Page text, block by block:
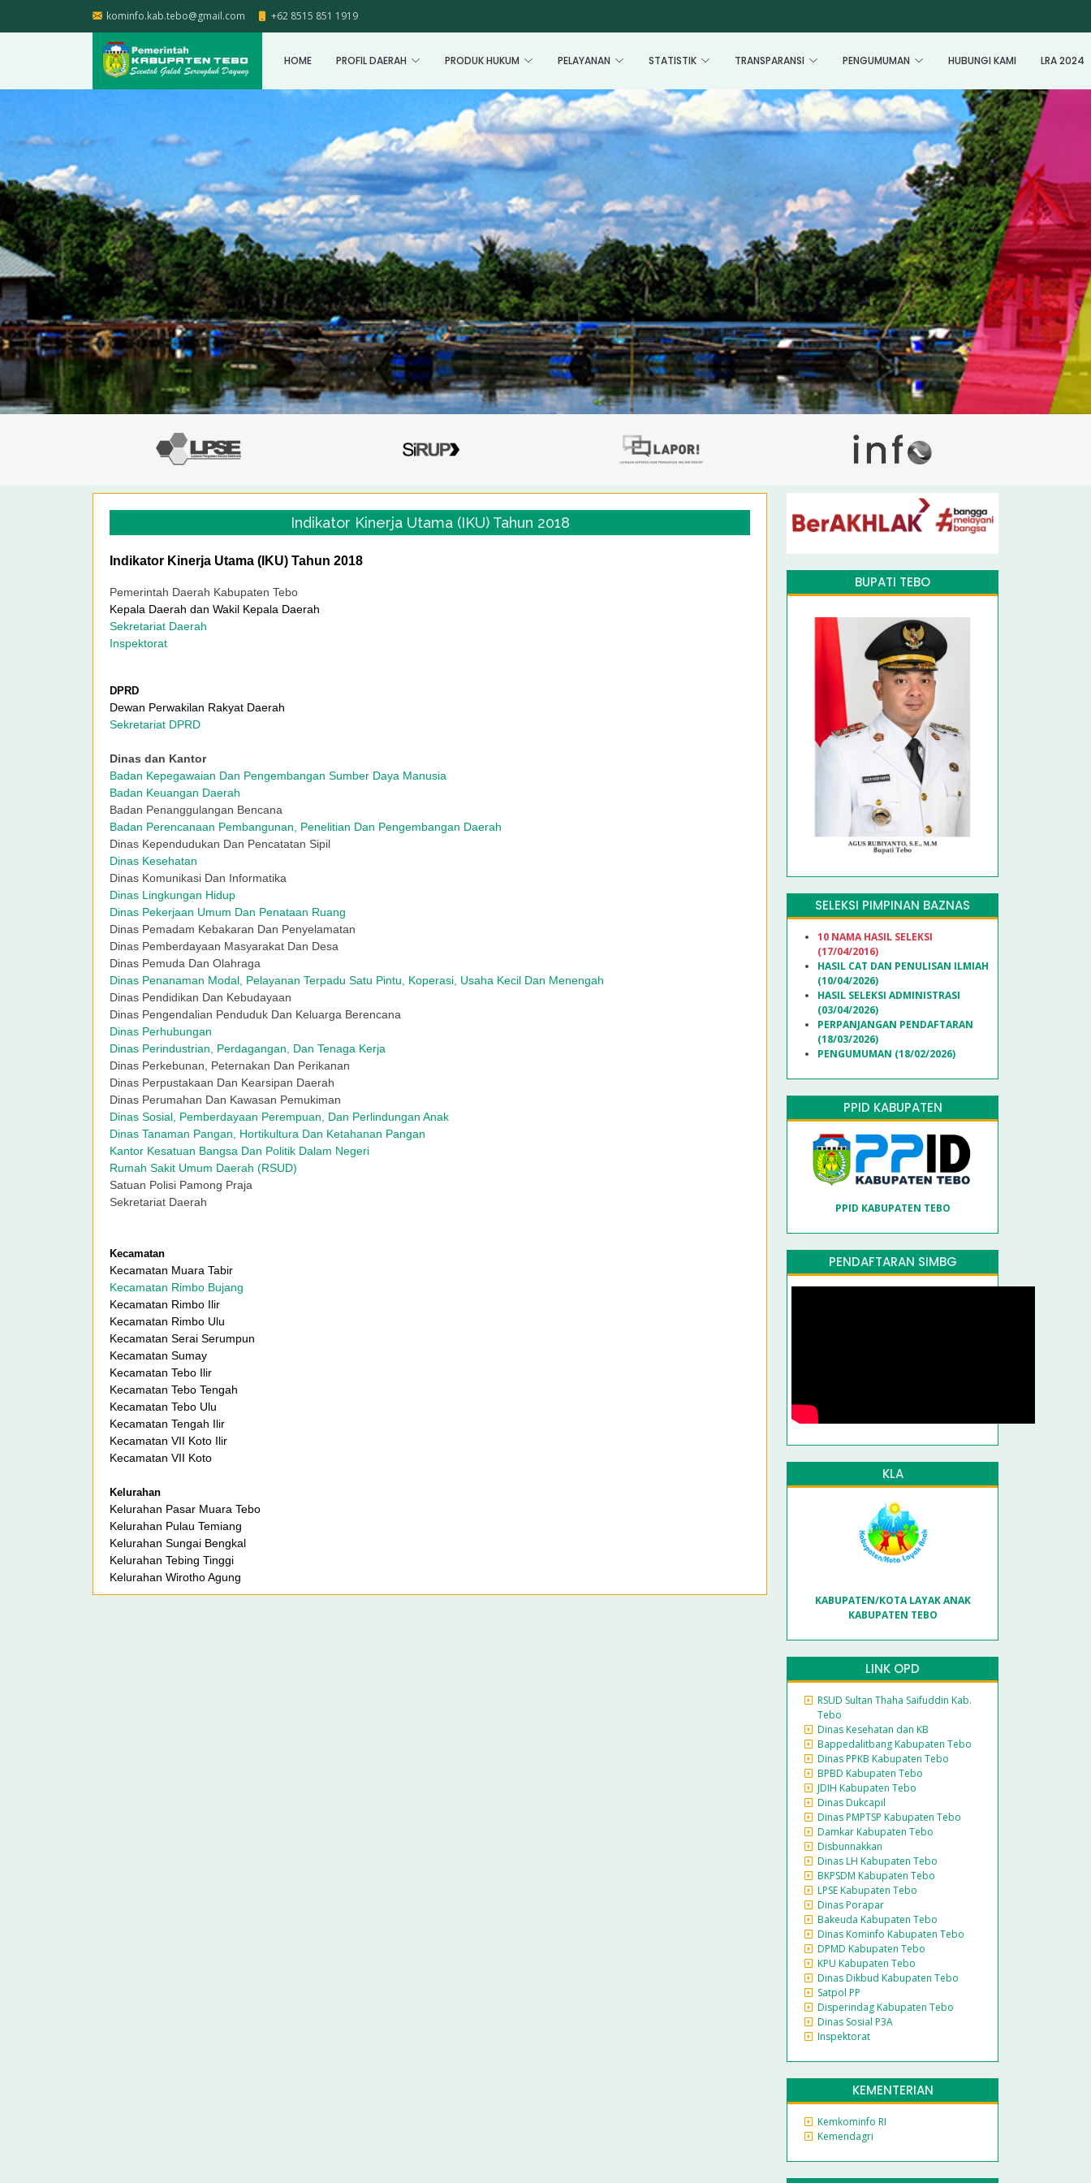
kominfo.kab.tebo@gmail.com +62 8515 851 1919
HOME PROFIL DAERAH PRODUK HUKUM PELAYANAN STATISTIK TRANSPARANSI PENGUMUMAN HUBUNGI KAMI LRA 2024
Indikator Kinerja Utama (IKU) Tahun 2018
Indikator Kinerja Utama (IKU) Tahun 2018
Pemerintah Daerah Kabupaten Tebo
Kepala Daerah dan Wakil Kepala Daerah
Sekretariat Daerah
Inspektorat
DPRD
Dewan Perwakilan Rakyat Daerah
Sekretariat DPRD
Dinas dan Kantor
Badan Kepegawaian Dan Pengembangan Sumber Daya Manusia
Badan Keuangan Daerah
Badan Penanggulangan Bencana
Badan Perencanaan Pembangunan, Penelitian Dan Pengembangan Daerah
Dinas Kependudukan Dan Pencatatan Sipil
Dinas Kesehatan
Dinas Komunikasi Dan Informatika
Dinas Lingkungan Hidup
Dinas Pekerjaan Umum Dan Penataan Ruang
Dinas Pemadam Kebakaran Dan Penyelamatan
Dinas Pemberdayaan Masyarakat Dan Desa
Dinas Pemuda Dan Olahraga
Dinas Penanaman Modal, Pelayanan Terpadu Satu Pintu, Koperasi, Usaha Kecil Dan Menengah
Dinas Pendidikan Dan Kebudayaan
Dinas Pengendalian Penduduk Dan Keluarga Berencana
Dinas Perhubungan
Dinas Perindustrian, Perdagangan, Dan Tenaga Kerja
Dinas Perkebunan, Peternakan Dan Perikanan
Dinas Perpustakaan Dan Kearsipan Daerah
Dinas Perumahan Dan Kawasan Pemukiman
Dinas Sosial, Pemberdayaan Perempuan, Dan Perlindungan Anak
Dinas Tanaman Pangan, Hortikultura Dan Ketahanan Pangan
Kantor Kesatuan Bangsa Dan Politik Dalam Negeri
Rumah Sakit Umum Daerah (RSUD)
Satuan Polisi Pamong Praja
Sekretariat Daerah
Kecamatan
Kecamatan Muara Tabir
Kecamatan Rimbo Bujang
Kecamatan Rimbo Ilir
Kecamatan Rimbo Ulu
Kecamatan Serai Serumpun
Kecamatan Sumay
Kecamatan Tebo Ilir
Kecamatan Tebo Tengah
Kecamatan Tebo Ulu
Kecamatan Tengah Ilir
Kecamatan VII Koto Ilir
Kecamatan VII Koto
Kelurahan
Kelurahan Pasar Muara Tebo
Kelurahan Pulau Temiang
Kelurahan Sungai Bengkal
Kelurahan Tebing Tinggi
Kelurahan Wirotho Agung
BUPATI TEBO
SELEKSI PIMPINAN BAZNAS
10 NAMA HASIL SELEKSI
(17/04/2016)
HASIL CAT DAN PENULISAN ILMIAH
(10/04/2026)
HASIL SELEKSI ADMINISTRASI
(03/04/2026)
PERPANJANGAN PENDAFTARAN
(18/03/2026)
PENGUMUMAN (18/02/2026)
PPID KABUPATEN
PPID KABUPATEN TEBO
PENDAFTARAN SIMBG
KLA
KABUPATEN/KOTA LAYAK ANAK
KABUPATEN TEBO
LINK OPD
RSUD Sultan Thaha Saifuddin Kab.
Tebo
Dinas Kesehatan dan KB
Bappedalitbang Kabupaten Tebo
Dinas PPKB Kabupaten Tebo
BPBD Kabupaten Tebo
JDIH Kabupaten Tebo
Dinas Dukcapil
Dinas PMPTSP Kabupaten Tebo
Damkar Kabupaten Tebo
Disbunnakkan
Dinas LH Kabupaten Tebo
BKPSDM Kabupaten Tebo
LPSE Kabupaten Tebo
Dinas Porapar
Bakeuda Kabupaten Tebo
Dinas Kominfo Kabupaten Tebo
DPMD Kabupaten Tebo
KPU Kabupaten Tebo
Dinas Dikbud Kabupaten Tebo
Satpol PP
Disperindag Kabupaten Tebo
Dinas Sosial P3A
Inspektorat
KEMENTERIAN
Kemkominfo RI
Kemendagri